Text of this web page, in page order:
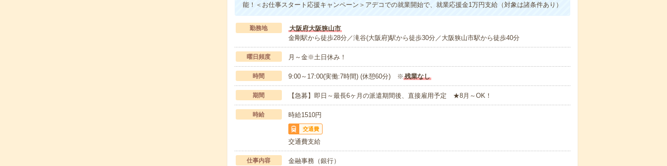
能！＜お仕事スタート応援キャンペーン＞アデコでの就業開始で、就業応援金1万円支給（対象は諸条件あり）
勤務地
大阪府大阪狭山市
金剛駅から徒歩28分／滝谷(大阪府)駅から徒歩30分／大阪狭山市駅から徒歩40分
曜日頻度 月～金※土日休み！
時間 9:00～17:00(実働:7時間) (休憩60分) ※ 残業なし
期間 【急募】即日～最長6ヶ月の派遣期間後、直接雇用予定 ★8月～OK！
時給 時給1510円
交通費
交通費支給
仕事内容
金融事務（銀行）